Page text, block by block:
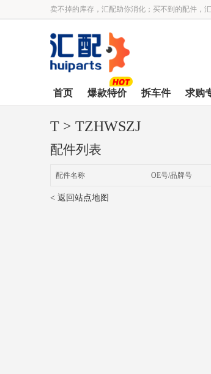
卖不掉的库存，汇配助你消化；买不到的配件，
首页 爆款特价 拆车件 求购
T > TZHWSZJ
配件列表
配件名称 OE号/品牌号
< 返回站点地图